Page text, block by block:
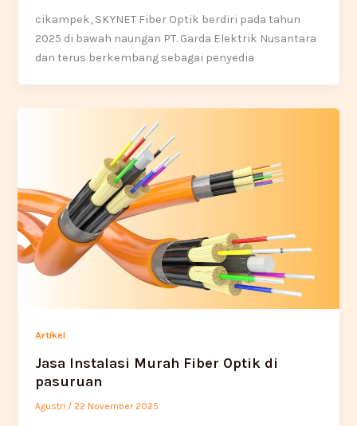
cikampek, SKYNET Fiber Optik berdiri pada tahun
2025 di bawah naungan PT. Garda Elektrik Nusantara
dan terus berkembang sebagai penyedia
Artikel
Jasa Instalasi Murah Fiber Optik di
pasuruan
Agustri / 22 November 2025